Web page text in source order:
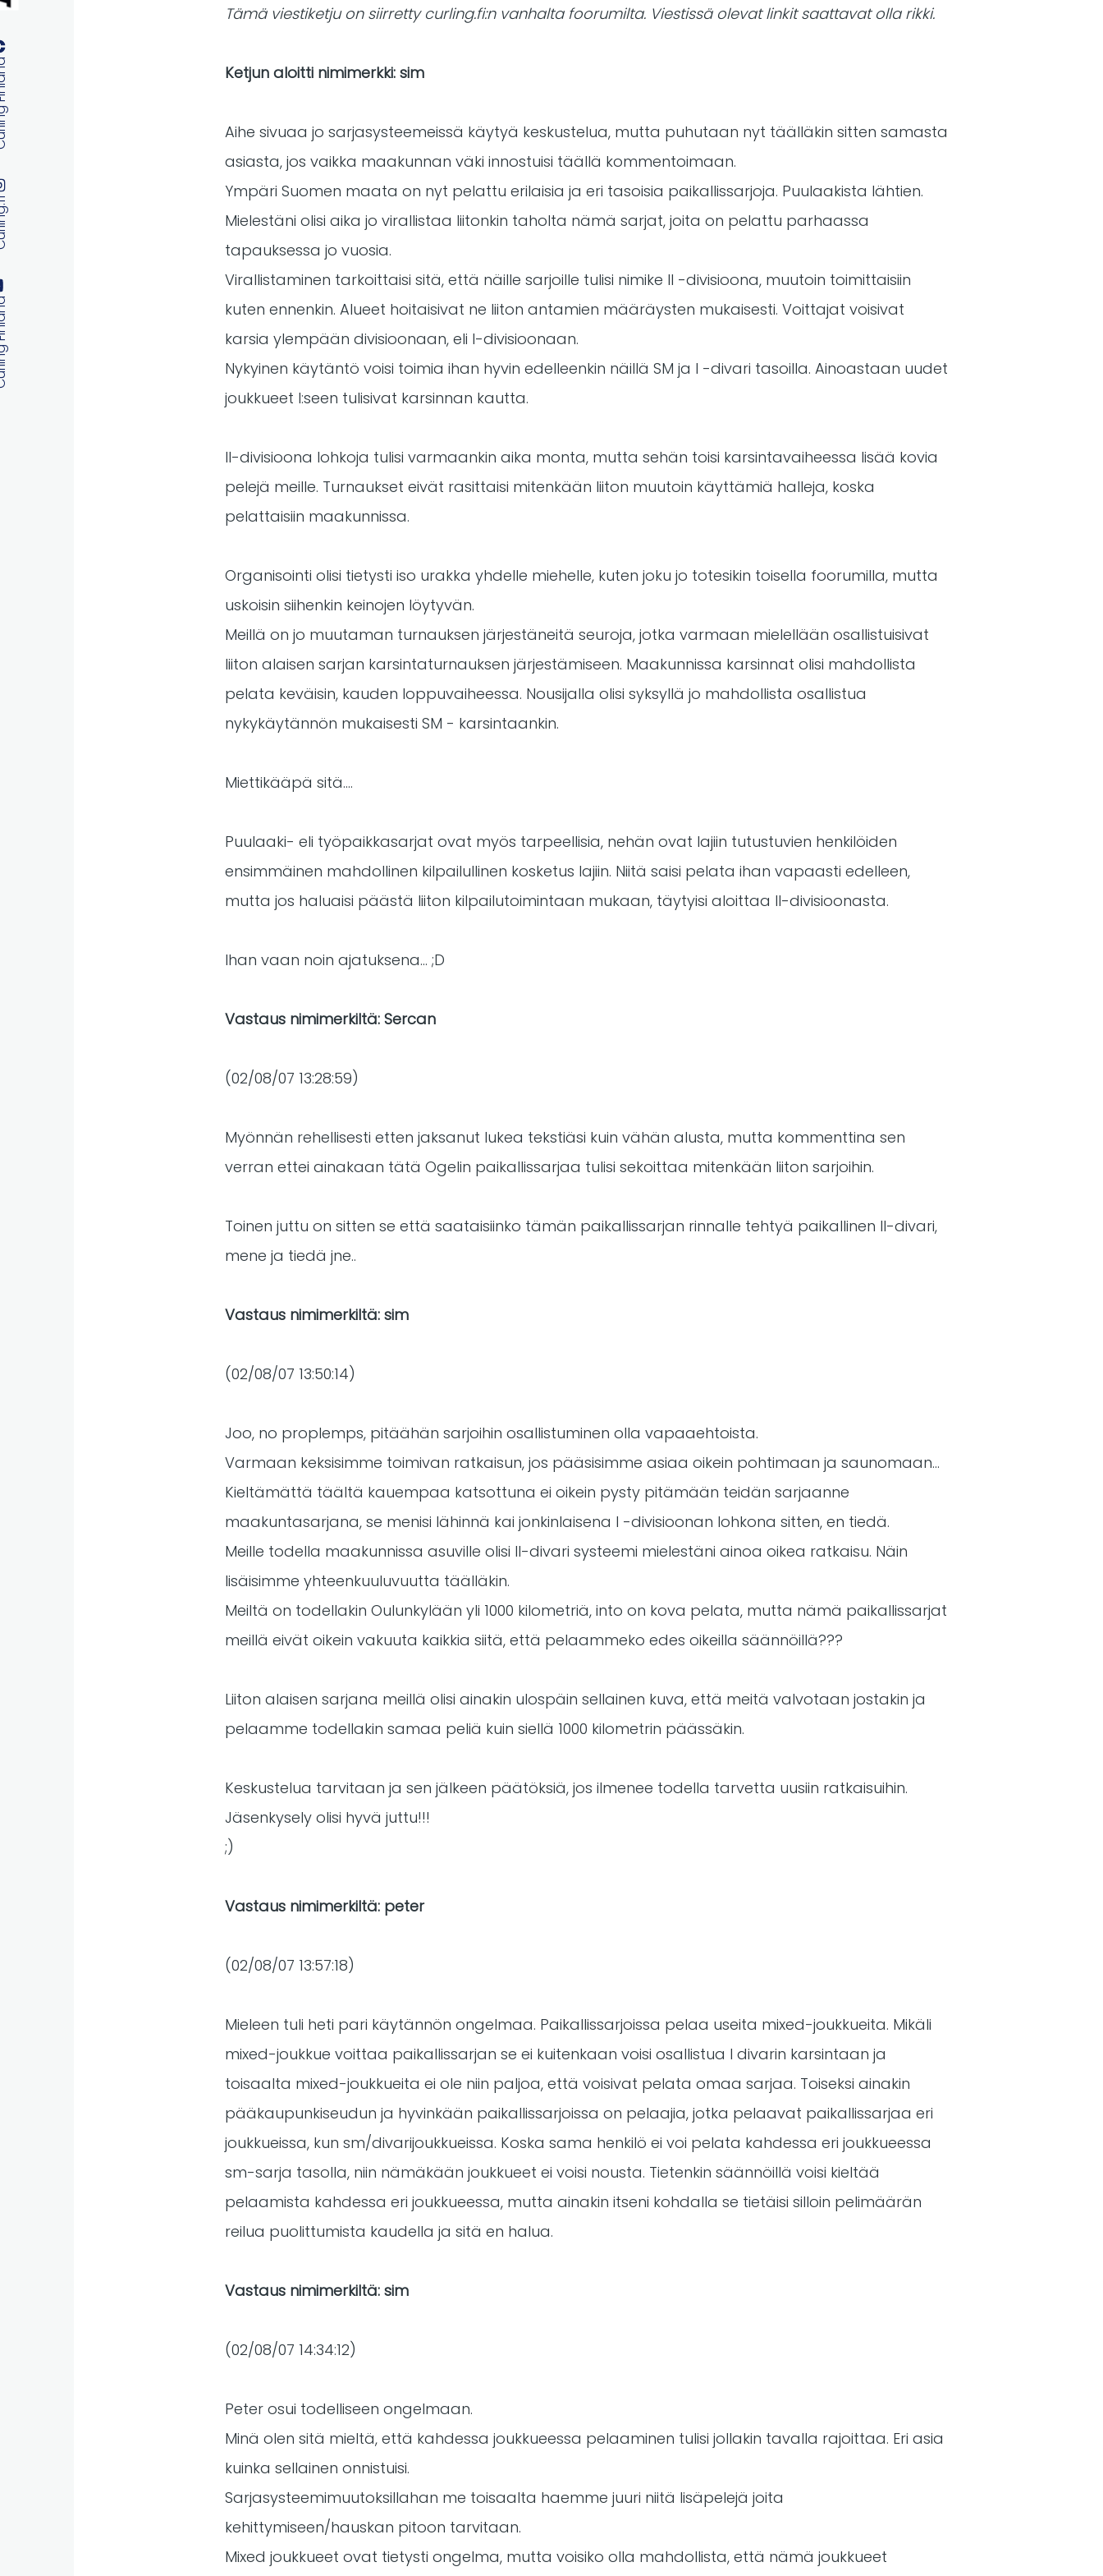
Tämä viestiketju on siirretty curling.fi:n vanhalta foorumilta. Viestissä olevat linkit saattavat olla rikki.
Ketjun aloitti nimimerkki: sim
Aihe sivuaa jo sarjasysteemeissä käytyä keskustelua, mutta puhutaan nyt täälläkin sitten samasta
asiasta, jos vaikka maakunnan väki innostuisi täällä kommentoimaan.
Ympäri Suomen maata on nyt pelattu erilaisia ja eri tasoisia paikallissarjoja. Puulaakista lähtien.
Mielestäni olisi aika jo virallistaa liitonkin taholta nämä sarjat, joita on pelattu parhaassa
tapauksessa jo vuosia.
Virallistaminen tarkoittaisi sitä, että näille sarjoille tulisi nimike II -divisioona, muutoin toimittaisiin
kuten ennenkin. Alueet hoitaisivat ne liiton antamien määräysten mukaisesti. Voittajat voisivat
karsia ylempään divisioonaan, eli I-divisioonaan.
Nykyinen käytäntö voisi toimia ihan hyvin edelleenkin näillä SM ja I -divari tasoilla. Ainoastaan uudet
joukkueet I:seen tulisivat karsinnan kautta.
II-divisioona lohkoja tulisi varmaankin aika monta, mutta sehän toisi karsintavaiheessa lisää kovia
pelejä meille. Turnaukset eivät rasittaisi mitenkään liiton muutoin käyttämiä halleja, koska
pelattaisiin maakunnissa.
Organisointi olisi tietysti iso urakka yhdelle miehelle, kuten joku jo totesikin toisella foorumilla, mutta
uskoisin siihenkin keinojen löytyvän.
Meillä on jo muutaman turnauksen järjestäneitä seuroja, jotka varmaan mielellään osallistuisivat
liiton alaisen sarjan karsintaturnauksen järjestämiseen. Maakunnissa karsinnat olisi mahdollista
pelata keväisin, kauden loppuvaiheessa. Nousijalla olisi syksyllä jo mahdollista osallistua
nykykäytännön mukaisesti SM - karsintaankin.
Miettikääpä sitä....
Puulaaki- eli työpaikkasarjat ovat myös tarpeellisia, nehän ovat lajiin tutustuvien henkilöiden
ensimmäinen mahdollinen kilpailullinen kosketus lajiin. Niitä saisi pelata ihan vapaasti edelleen,
mutta jos haluaisi päästä liiton kilpailutoimintaan mukaan, täytyisi aloittaa II-divisioonasta.
Ihan vaan noin ajatuksena... ;D
Vastaus nimimerkiltä: Sercan
(02/08/07 13:28:59)
Myönnän rehellisesti etten jaksanut lukea tekstiäsi kuin vähän alusta, mutta kommenttina sen
verran ettei ainakaan tätä Ogelin paikallissarjaa tulisi sekoittaa mitenkään liiton sarjoihin.
Toinen juttu on sitten se että saataisiinko tämän paikallissarjan rinnalle tehtyä paikallinen II-divari,
mene ja tiedä jne..
Vastaus nimimerkiltä: sim
(02/08/07 13:50:14)
Joo, no proplemps, pitäähän sarjoihin osallistuminen olla vapaaehtoista.
Varmaan keksisimme toimivan ratkaisun, jos pääsisimme asiaa oikein pohtimaan ja saunomaan...
Kieltämättä täältä kauempaa katsottuna ei oikein pysty pitämään teidän sarjaanne
maakuntasarjana, se menisi lähinnä kai jonkinlaisena I -divisioonan lohkona sitten, en tiedä.
Meille todella maakunnissa asuville olisi II-divari systeemi mielestäni ainoa oikea ratkaisu. Näin
lisäisimme yhteenkuuluvuutta täälläkin.
Meiltä on todellakin Oulunkylään yli 1000 kilometriä, into on kova pelata, mutta nämä paikallissarjat
meillä eivät oikein vakuuta kaikkia siitä, että pelaammeko edes oikeilla säännöillä???
Liiton alaisen sarjana meillä olisi ainakin ulospäin sellainen kuva, että meitä valvotaan jostakin ja
pelaamme todellakin samaa peliä kuin siellä 1000 kilometrin päässäkin.
Keskustelua tarvitaan ja sen jälkeen päätöksiä, jos ilmenee todella tarvetta uusiin ratkaisuihin.
Jäsenkysely olisi hyvä juttu!!!
;)
Vastaus nimimerkiltä: peter
(02/08/07 13:57:18)
Mieleen tuli heti pari käytännön ongelmaa. Paikallissarjoissa pelaa useita mixed-joukkueita. Mikäli
mixed-joukkue voittaa paikallissarjan se ei kuitenkaan voisi osallistua I divarin karsintaan ja
toisaalta mixed-joukkueita ei ole niin paljoa, että voisivat pelata omaa sarjaa. Toiseksi ainakin
pääkaupunkiseudun ja hyvinkään paikallissarjoissa on pelaajia, jotka pelaavat paikallissarjaa eri
joukkueissa, kun sm/divarijoukkueissa. Koska sama henkilö ei voi pelata kahdessa eri joukkueessa
sm-sarja tasolla, niin nämäkään joukkueet ei voisi nousta. Tietenkin säännöillä voisi kieltää
pelaamista kahdessa eri joukkueessa, mutta ainakin itseni kohdalla se tietäisi silloin pelimäärän
reilua puolittumista kaudella ja sitä en halua.
Vastaus nimimerkiltä: sim
(02/08/07 14:34:12)
Peter osui todelliseen ongelmaan.
Minä olen sitä mieltä, että kahdessa joukkueessa pelaaminen tulisi jollakin tavalla rajoittaa. Eri asia
kuinka sellainen onnistuisi.
Sarjasysteemimuutoksillahan me toisaalta haemme juuri niitä lisäpelejä joita
kehittymiseen/hauskan pitoon tarvitaan.
Mixed joukkueet ovat tietysti ongelma, mutta voisiko olla mahdollista, että nämä joukkueet